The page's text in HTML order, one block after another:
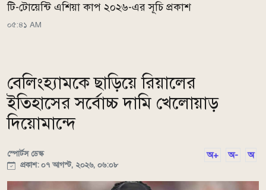
টি-টোয়েন্টি এশিয়া কাপ ২০২৬-এর সূচি প্রকাশ
০৫:৪১ AM
বেলিংহ্যামকে ছাড়িয়ে রিয়ালের
ইতিহাসের সর্বোচ্চ দামি খেলোয়াড়
দিয়োমান্দে
স্পোর্টস ডেস্ক
প্রকাশ: ০৭ আগস্ট, ২০২৬, ০৬:০৮
অ+ অ- অ